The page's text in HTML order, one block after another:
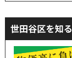
世田谷区を知る